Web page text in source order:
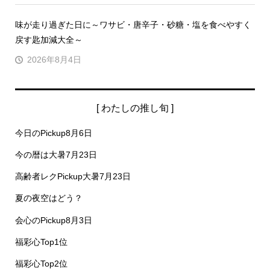
味が走り過ぎた日に～ワサビ・唐辛子・砂糖・塩を食べやすく
戻す匙加減大全～
2026年8月4日
[ わたしの推し旬 ]
今日のPickup8月6日
今の暦は大暑7月23日
高齢者レクPickup大暑7月23日
夏の夜空はどう？
会心のPickup8月3日
福彩心Top1位
福彩心Top2位